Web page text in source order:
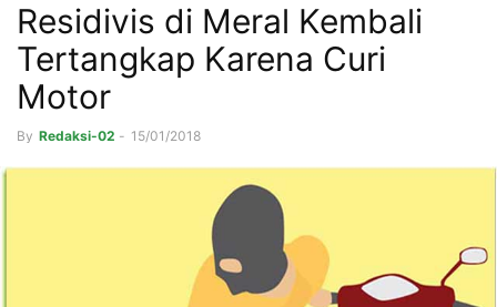
Residivis di Meral Kembali
Tertangkap Karena Curi
Motor
By Redaksi-02 - 15/01/2018